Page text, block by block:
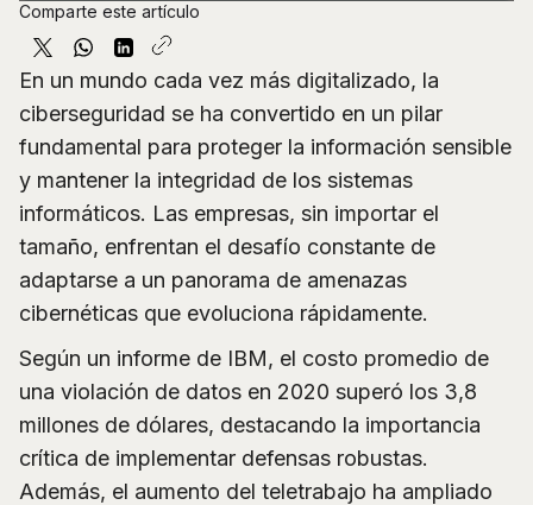
Comparte este artículo
En un mundo cada vez más digitalizado, la
ciberseguridad se ha convertido en un pilar
fundamental para proteger la información sensible
y mantener la integridad de los sistemas
informáticos. Las empresas, sin importar el
tamaño, enfrentan el desafío constante de
adaptarse a un panorama de amenazas
cibernéticas que evoluciona rápidamente.
Según un informe de IBM, el costo promedio de
una violación de datos en 2020 superó los 3,8
millones de dólares, destacando la importancia
crítica de implementar defensas robustas.
Además, el aumento del teletrabajo ha ampliado